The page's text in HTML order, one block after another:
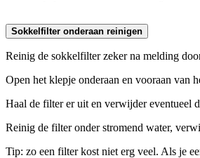
Sokkelfilter onderaan reinigen
Reinig de sokkelfilter zeker na melding
Open het klepje onderaan en vooraan van
Haal de filter er uit en verwijder eventueel
Reinig de filter onder stromend water,
Tip: zo een filter kost niet erg veel. Als je